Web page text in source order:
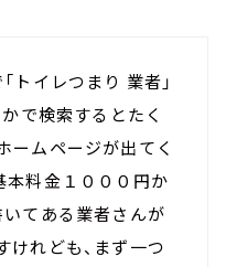
トイレつまり 業者」
かで検索するとたく
ームページが出てく
本料金１０００円か
いてある業者さんが
けれども、まず一つ